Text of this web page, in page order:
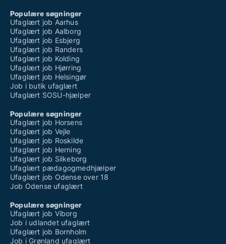
Populære søgninger
Ufaglært job Aarhus
Ufaglært job Aalborg
Ufaglært job Esbjerg
Ufaglært job Randers
Ufaglært job Kolding
Ufaglært job Hjørring
Ufaglært job Helsingør
Job i butik ufaglært
Ufaglært SOSU-hjælper
Populære søgninger
Ufaglært job Horsens
Ufaglært job Vejle
Ufaglært job Roskilde
Ufaglært job Herning
Ufaglært job Silkeborg
Ufaglært pædagogmedhjælper
Ufaglært job Odense over 18
Job Odense ufaglært
Populære søgninger
Ufaglært job Viborg
Job i udlandet ufaglært
Ufaglært job Bornholm
Job i Grønland ufaglært